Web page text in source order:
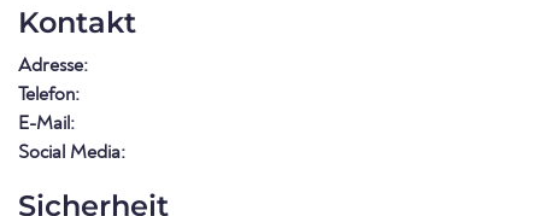
Kontakt
Adresse:
Telefon:
E-Mail:
Social Media:
Sicherheit